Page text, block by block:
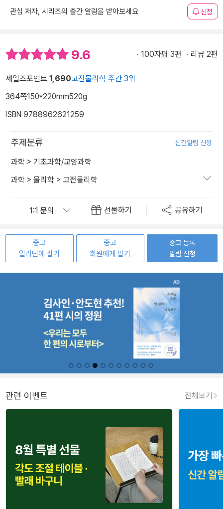
관심 저자, 시리즈의 출간 알림을 받아보세요 신청
9.6 100자평 3편 리뷰 2편
세일즈포인트 1,690고전물리학 주간 3위
364쪽150*220mm520g
ISBN 9788962621259
주제분류 신간알림 신청
과학 > 기초과학/교양과학
과학 > 물리학 > 고전물리학
선물하기 공유하기
중고
알라딘에 팔기
중고
회원에게 팔기
중고 등록
알림 신청
관련 이벤트 전체보기